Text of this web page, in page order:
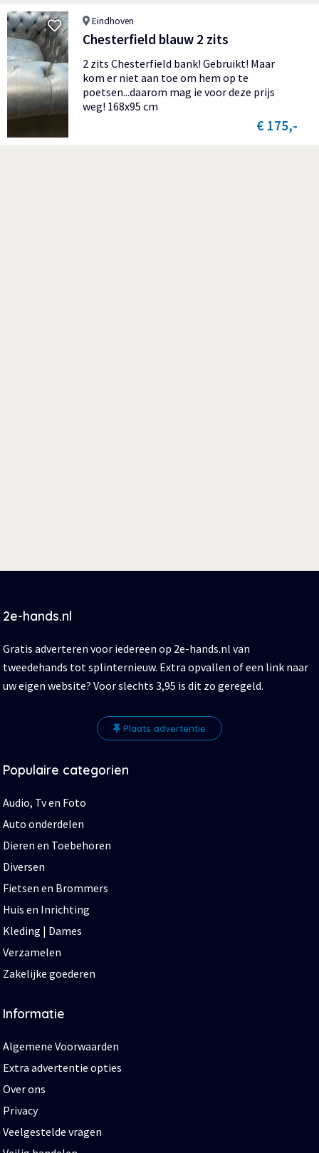
Eindhoven
Chesterfield blauw 2 zits
2 zits Chesterfield bank! Gebruikt! Maar
kom er niet aan toe om hem op te
poetsen...daarom mag ie voor deze prijs
weg! 168x95 cm
€ 175,-
2e-hands.nl
Gratis adverteren voor iedereen op 2e-hands.nl van
tweedehands tot splinternieuw. Extra opvallen of een link naar
uw eigen website? Voor slechts 3,95 is dit zo geregeld.
Plaats advertentie
Populaire categorien
Audio, Tv en Foto
Auto onderdelen
Dieren en Toebehoren
Diversen
Fietsen en Brommers
Huis en Inrichting
Kleding | Dames
Verzamelen
Zakelijke goederen
Informatie
Algemene Voorwaarden
Extra advertentie opties
Over ons
Privacy
Veelgestelde vragen